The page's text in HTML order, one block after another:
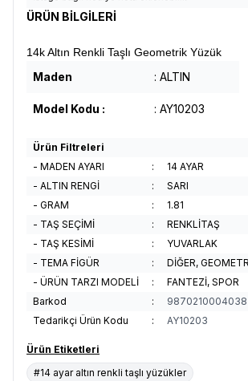
ÜRÜN BİLGİLERİ
14k Altın Renkli Taşlı Geometrik Yüzük
Maden : ALTIN
Model Kodu : : AY10203
Ürün Filtreleri
- MADEN AYARI
:
14 AYAR
- ALTIN RENGİ
:
SARI
- GRAM
:
1.81
- TAŞ SEÇİMİ
:
RENKLİTAŞ
- TAŞ KESİMİ
:
YUVARLAK
- TEMA FİGÜR
:
DİĞER,
- ÜRÜN TARZI MODELİ
:
FANTEZİ, SPOR
Barkod
:
9870210004038
Tedarikçi Ürün Kodu
: AY10203
Ürün Etiketleri
#14 ayar altın renkli taşlı yüzükler